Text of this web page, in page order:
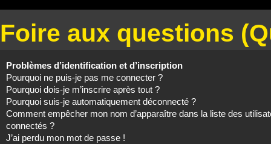
Foire aux questions
Problèmes d’identification et d’inscription
Pourquoi ne puis-je pas me connecter ?
Pourquoi dois-je m’inscrire après tout ?
Pourquoi suis-je automatiquement déconnecté ?
Comment empêcher mon nom d’apparaître dans la liste des
connectés ?
J’ai perdu mon mot de passe !